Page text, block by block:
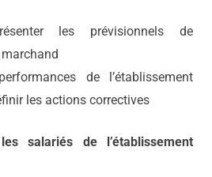
les prévisionnels de
de l’établissement
les actions correctives
salariés de l’établissement